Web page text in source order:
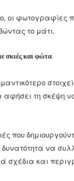
οι φωτογραφίες
το μάτι.
σκιές και φώτα
τη σκέψη
που
δυνατότητα να
σχέδια και